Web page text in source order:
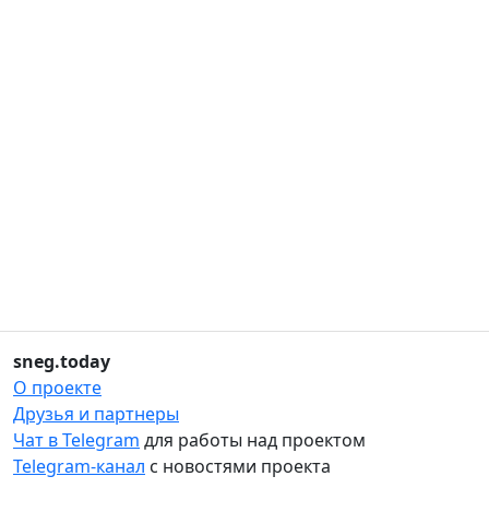
sneg.today
О проекте
Друзья и партнеры
Чат в Telegram для работы над проектом
Telegram-канал с новостями проекта